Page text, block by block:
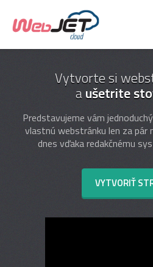
Vytvorte si
aušetrite
Predstavujeme vám
vlastnú webstránku len za
dnes vďaka redakčnému
VYTVORIŤ